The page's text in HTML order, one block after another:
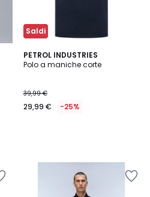
Saldi
PETROL INDUSTRIES
Polo a maniche corte
39,99 €
29,99 € -25%